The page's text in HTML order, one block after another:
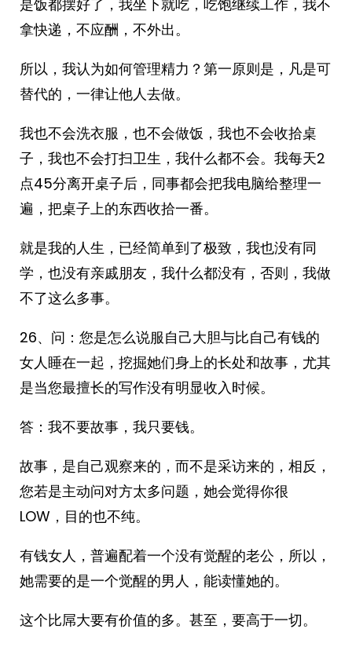
是饭都摆好了，我坐下就吃，吃饱继续工作，我不
拿快递，不应酬，不外出。
所以，我认为如何管理精力？第一原则是，凡是可
替代的，一律让他人去做。
我也不会洗衣服，也不会做饭，我也不会收拾桌
子，我也不会打扫卫生，我什么都不会。我每天2
点45分离开桌子后，同事都会把我电脑给整理一
遍，把桌子上的东西收拾一番。
就是我的人生，已经简单到了极致，我也没有同
学，也没有亲戚朋友，我什么都没有，否则，我做
不了这么多事。
26、问：您是怎么说服自己大胆与比自己有钱的
女人睡在一起，挖掘她们身上的长处和故事，尤其
是当您最擅长的写作没有明显收入时候。
答：我不要故事，我只要钱。
故事，是自己观察来的，而不是采访来的，相反，
您若是主动问对方太多问题，她会觉得你很
LOW，目的也不纯。
有钱女人，普遍配着一个没有觉醒的老公，所以，
她需要的是一个觉醒的男人，能读懂她的。
这个比屌大要有价值的多。甚至，要高于一切。